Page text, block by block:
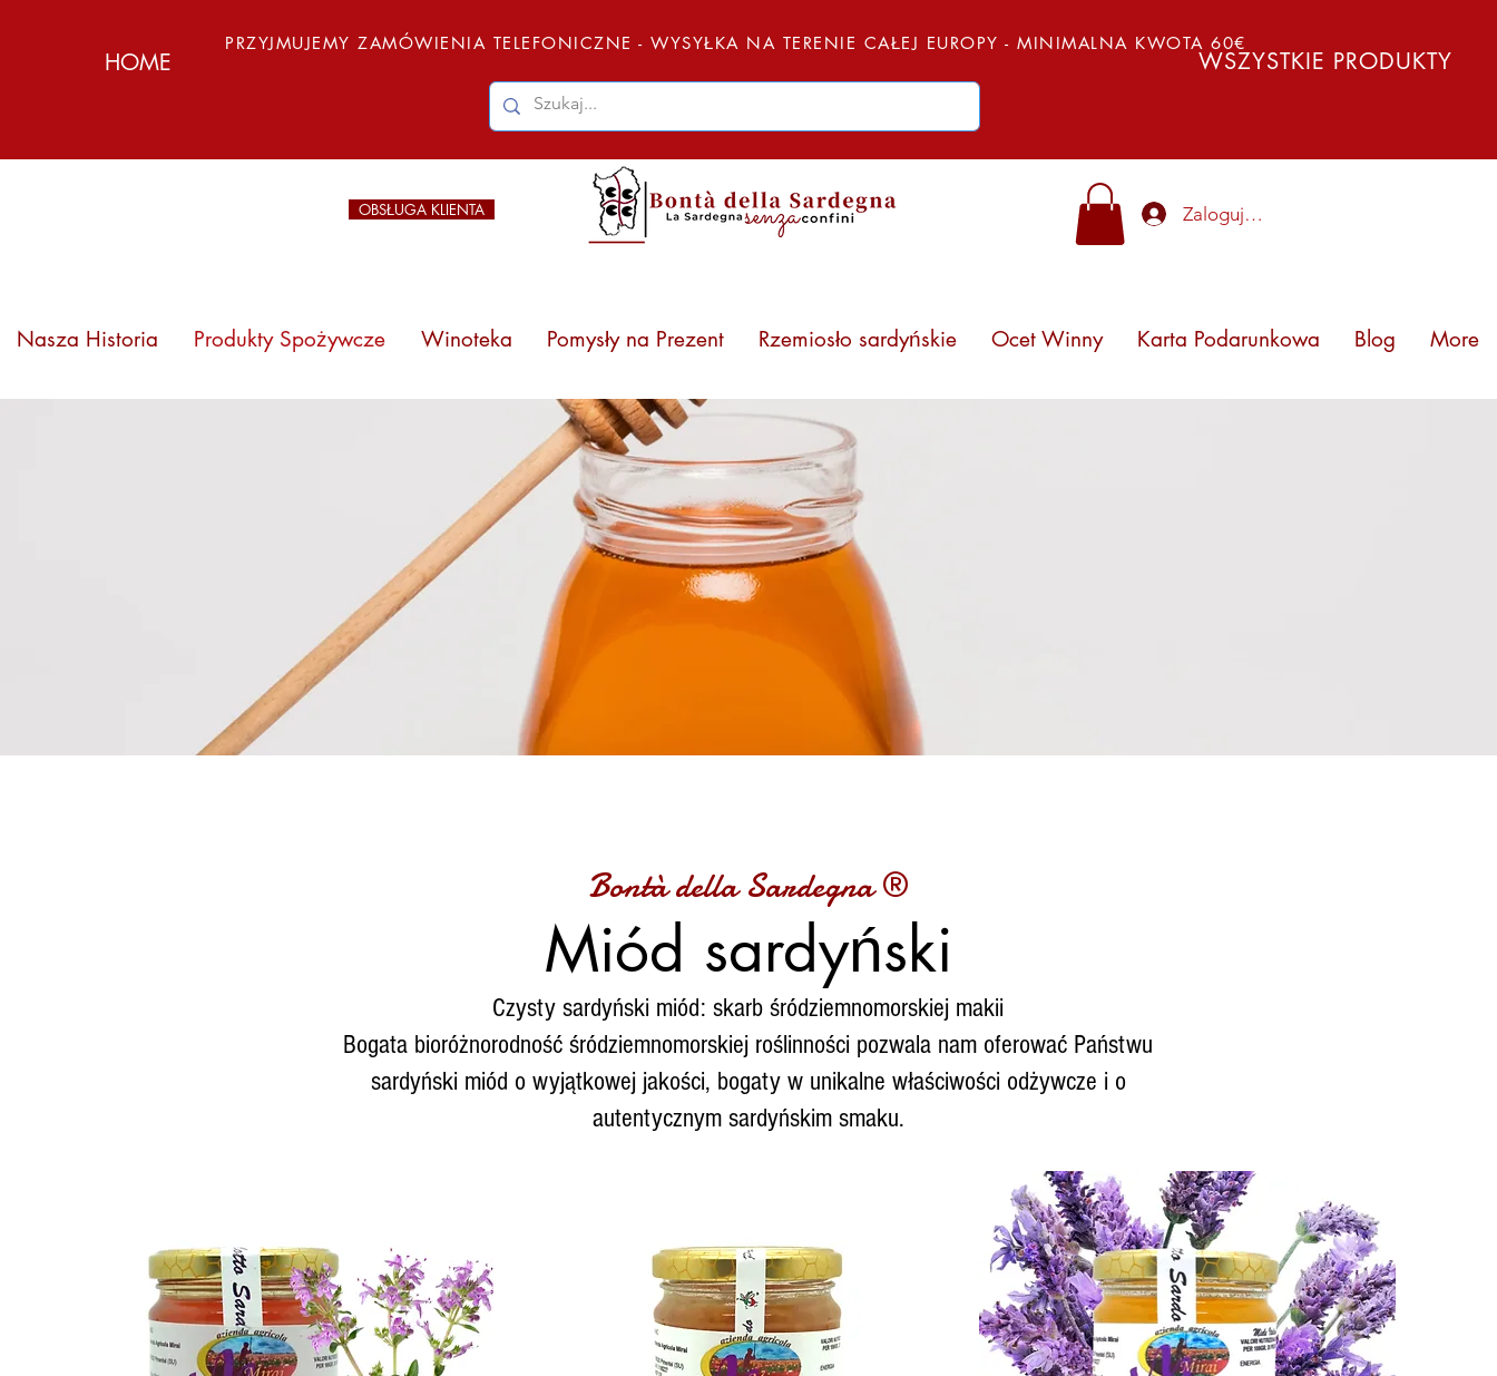
HOME
PRZYJMUJEMY ZAMÓWIENIA TELEFONICZNE - WYSYŁKA NA TERENIE CAŁEJ EUROPY - MINIMALNA KWOTA 60€
WSZYSTKIE PRODUKTY
OBSŁUGA KLIENTA Zaloguj się
Nasza Historia Produkty Spożywcze Winoteka Pomysły na Prezent Rzemiosło sardyńskie Ocet Winny Karta Podarunkowa Blog More
Bontà della Sardegna ®
Miód sardyński
Czysty sardyński miód: skarb śródziemnomorskiej makii
Bogata bioróżnorodność śródziemnomorskiej roślinności pozwala nam oferować Państwu
sardyński miód o wyjątkowej jakości, bogaty w unikalne właściwości odżywcze i o
autentycznym sardyńskim smaku.